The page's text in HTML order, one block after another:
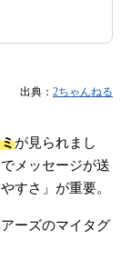
出典： 2ちゃんねる
が見られまし
メッセージが送
すさ」が重要。
ーズのマイタグ